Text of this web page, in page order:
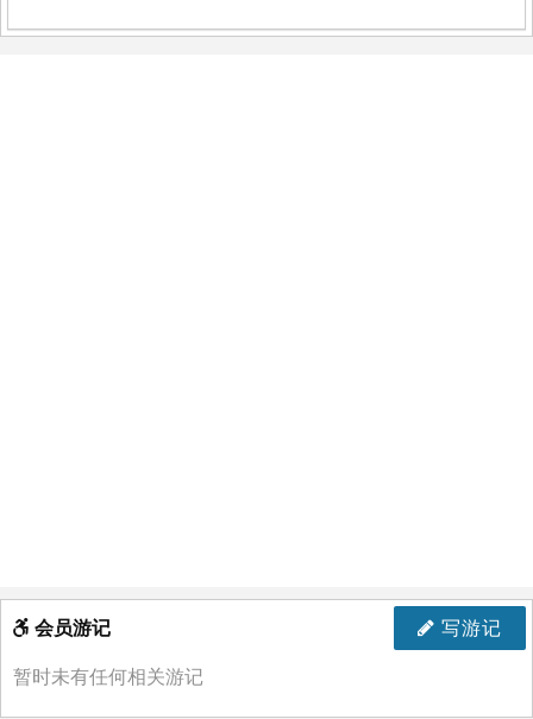
写游记
会员游记
暂时未有任何相关游记